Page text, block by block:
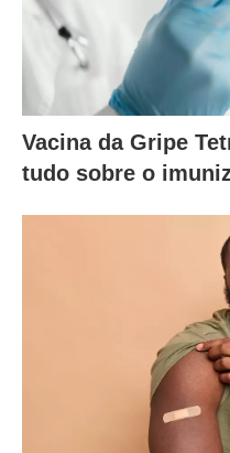
Vacina da Gripe
tudo sobre o